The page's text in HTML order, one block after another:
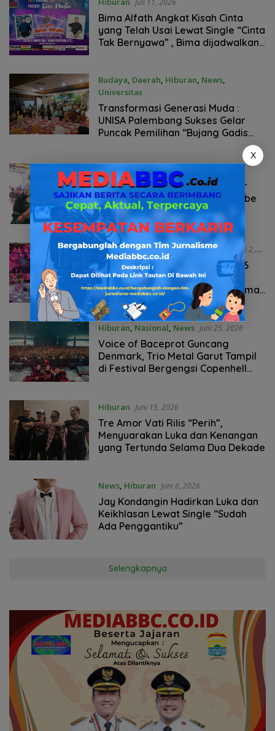
Juli 11, 2026
Bima Alfath Angkat Kisah Cinta
yang Telah Usai Lewat Single “Cinta
Tak Bernyawa” , Bima dijadwalkan
Cyber Park
Budaya, Daerah, Hiburan, News,
Universitas
Juli 10, 2026
Transformasi Generasi Muda :
UNISA Palembang Sukses Gelar
Puncak Pemilihan “Bujang Gadis
Hiburan Nasional ,News
Penyanyi Asal Swiss Rona Keller
Rilis Single Tiga Bahasa ‘Ich Liebe
Dich’
Hiburan,Lifestyle,Nasional,News
Juli 2,
2026
Purwokerto Wedding Expo 2026
Suguhkan Atraksi Calengsai,
Angkat Harmoni Budaya Banyumas
dan Tionghoa
Hiburan, Nasional, News Juni 25, 2026
Voice of Baceprot Guncang
Denmark, Trio Metal Garut Tampil
di Festival Bergengsi Copenhell
Hiburan Juni 15, 2026
Tre Amor Vati Rilis “Perih”,
Menyuarakan Luka dan Kenangan
yang Tertunda Selama Dua Dekade
News, Hiburan Juni 6, 2026
Jay Kondangin Hadirkan Luka dan
Keikhlasan Lewat Single “Sudah
Ada Penggantiku”
Selengkapnya
X